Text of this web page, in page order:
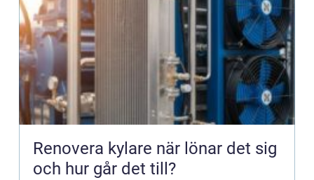
Renovera kylare när lönar det sig
och hur går det till?